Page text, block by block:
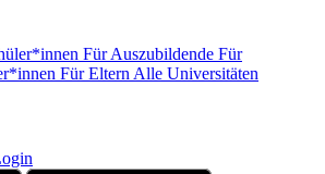
Für Auszubildende Für
Für Eltern Alle Universitäten